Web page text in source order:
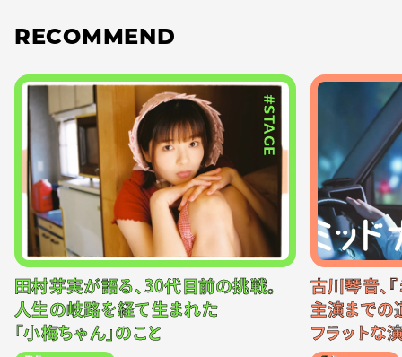
RECOMMEND
#STAGE
田村芽実が語る、30代目前の挑戦。
人生の岐路を経て生まれた
「小梅ちゃん」のこと
古川琴音、
主演までの
フラットな